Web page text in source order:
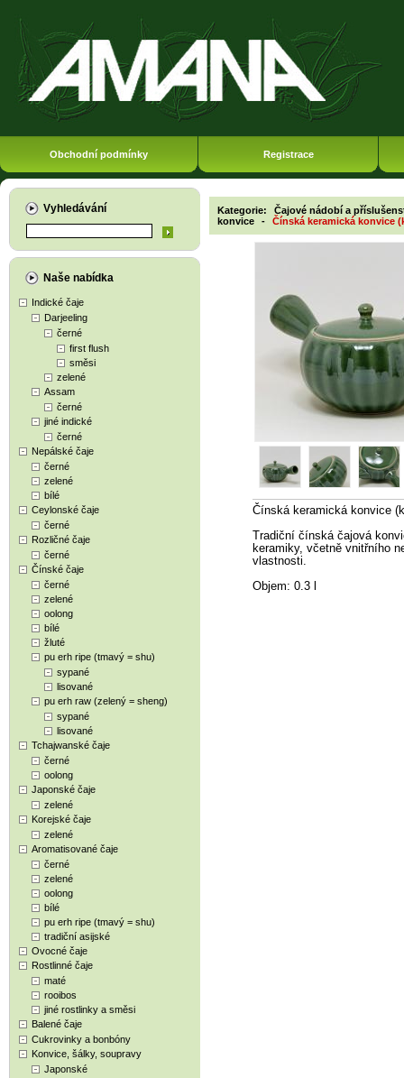
Obchodní podmínky Registrace
Vyhledávání
Naše nabídka
Indické čaje
Darjeeling
černé
first flush
směsi
zelené
Assam
černé
jiné indické
černé
Nepálské čaje
černé
zelené
bílé
Ceylonské čaje
černé
Rozličné čaje
černé
Čínské čaje
černé
zelené
oolong
bílé
žluté
pu erh ripe (tmavý = shu)
sypané
lisované
pu erh raw (zelený = sheng)
sypané
lisované
Tchajwanské čaje
černé
oolong
Japonské čaje
zelené
Korejské čaje
zelené
Aromatisované čaje
černé
zelené
oolong
bílé
pu erh ripe (tmavý = shu)
tradiční asijské
Ovocné čaje
Rostlinné čaje
maté
rooibos
jiné rostlinky a směsi
Balené čaje
Cukrovinky a bonbóny
Konvice, šálky, soupravy
Japonské
Kategorie:
Čajové nádobí a
konvice
- Čínská keramická konvice
Čínská keramická konvice
Tradiční čínská čajová
keramiky, včetně vnitřního
vlastnosti.
Objem: 0.3 l